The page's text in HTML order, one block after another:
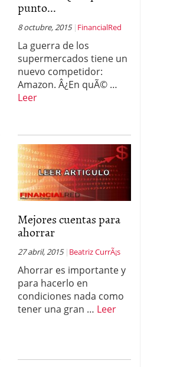
punto...
8 octubre, 2015 FinancialRed
La guerra de los
supermercados tiene un
nuevo competidor:
Amazon. Â¿En quÃ© …
Leer
Mejores cuentas para
ahorrar
27 abril, 2015 Beatriz CurrÃ¡s
Ahorrar es importante y
para hacerlo en
condiciones nada como
tener una gran … Leer